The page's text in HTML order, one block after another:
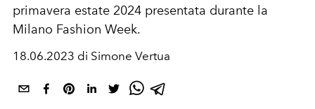
primavera estate 2024 presentata durante la
Milano Fashion Week.
18.06.2023 di Simone Vertua